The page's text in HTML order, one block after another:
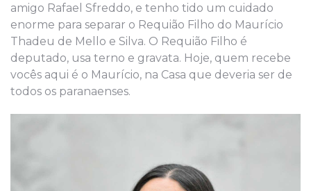
amigo Rafael Sfreddo, e tenho tido um cuidado
enorme para separar o Requião Filho do Maurício
Thadeu de Mello e Silva. O Requião Filho é
deputado, usa terno e gravata. Hoje, quem recebe
vocês aqui é o Maurício, na Casa que deveria ser de
todos os paranaenses.